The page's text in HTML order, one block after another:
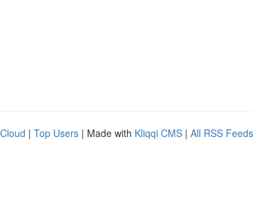
| Top Users | Made with Kliqqi CMS | All RSS Feeds